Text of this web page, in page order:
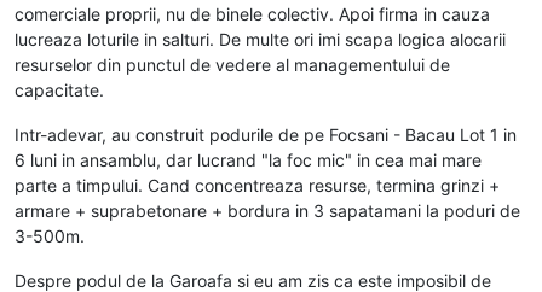
comerciale proprii, nu de binele colectiv. Apoi firma in cauza
lucreaza loturile in salturi. De multe ori imi scapa logica alocarii
resurselor din punctul de vedere al managementului de
capacitate.
Intr-adevar, au construit podurile de pe Focsani - Bacau Lot 1 in
6 luni in ansamblu, dar lucrand "la foc mic" in cea mai mare
parte a timpului. Cand concentreaza resurse, termina grinzi +
armare + suprabetonare + bordura in 3 sapatamani la poduri de
3-500m.
Despre podul de la Garoafa si eu am zis ca este imposibil de